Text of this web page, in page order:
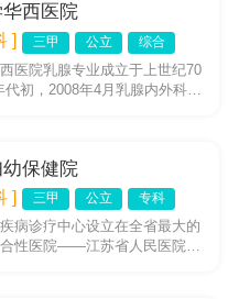
华西医院
] 三甲 公立 综合
医院乳腺专业成立于上世纪70
初，2008年4月乳腺内外科专
保健院
] 三甲 公立 专科
病诊疗中心设立在全省最大的
性医院——江苏省人民医院，